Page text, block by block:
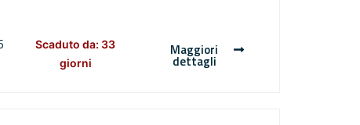
Scaduto da: 33
giorni
Maggiori
dettagli